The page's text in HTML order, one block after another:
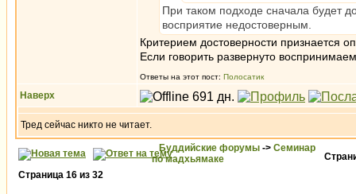
При таком подходе сначала будет
восприятие недостоверным.
Критерием достоверности признается
Если говорить развернуто
Ответы на этот пост: Полосатик
Наверх
Тред сейчас никто не читает.
Буддийские форумы -> Семинар
по мадхьямаке
Страница 16 из 32